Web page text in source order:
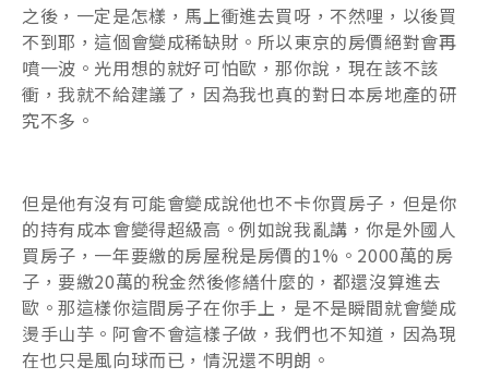
之後，一定是怎樣，馬上衝進去買呀，不然哩，以後買
不到耶，這個會變成稀缺財。所以東京的房價絕對會再
噴一波。光用想的就好可怕歐，那你說，現在該不該
衝，我就不給建議了，因為我也真的對日本房地產的研
究不多。
但是他有沒有可能會變成說他也不卡你買房子，但是你
的持有成本會變得超級高。例如說我亂講，你是外國人
買房子，一年要繳的房屋稅是房價的1%。2000萬的房
子，要繳20萬的稅金然後修繕什麼的，都還沒算進去
歐。那這樣你這間房子在你手上，是不是瞬間就會變成
燙手山芋。阿會不會這樣子做，我們也不知道，因為現
在也只是風向球而已，情況還不明朗。